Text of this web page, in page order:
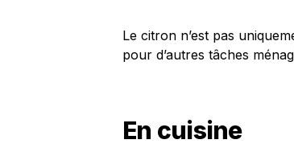
Le citron n’est pas
pour d’autres tâches
En cuisine